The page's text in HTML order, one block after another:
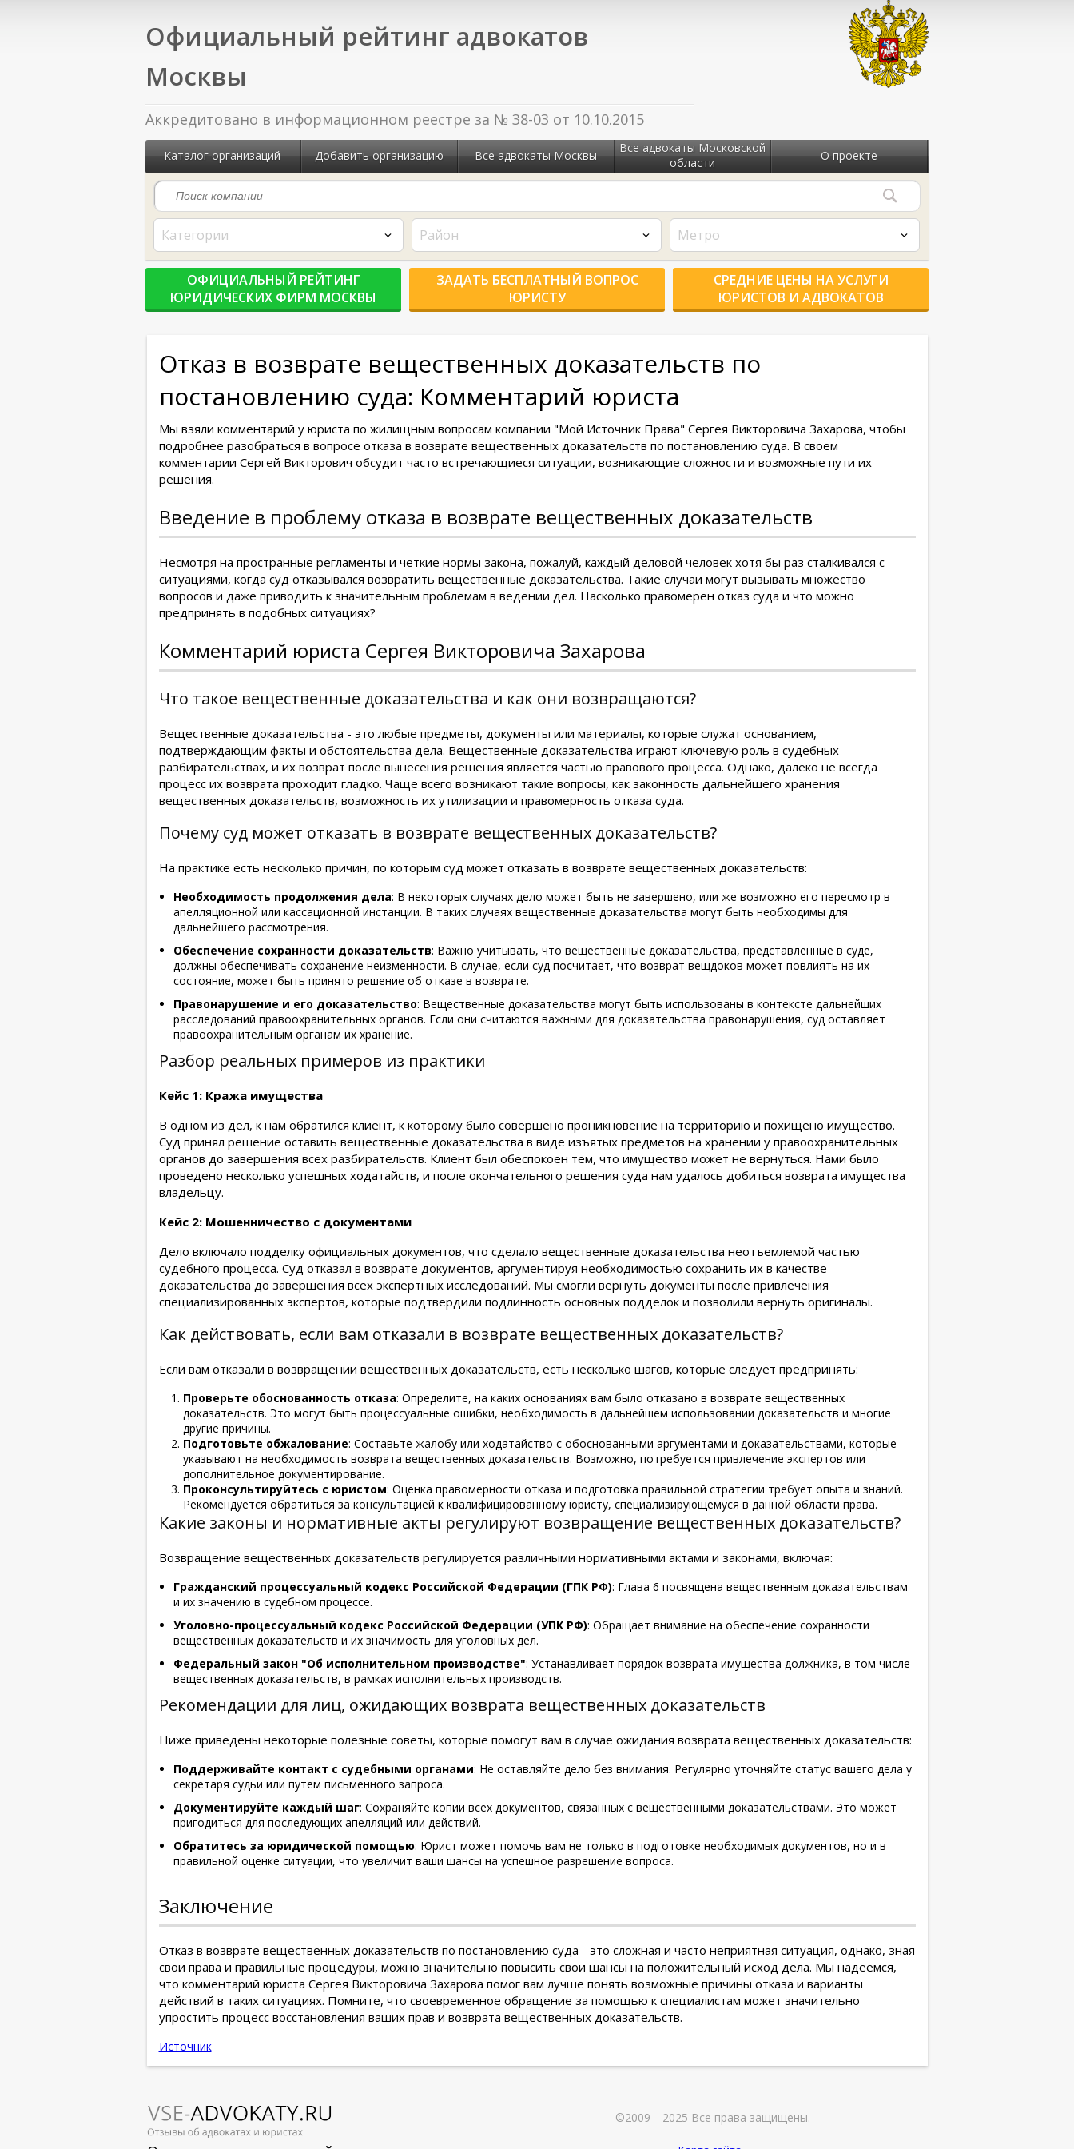
Официальный рейтинг адвокатов
Москвы
Аккредитовано в информационном реестре за № 38-03 от 10.10.2015
Каталог организаций Добавить организацию Все адвокаты Москвы
Все адвокаты Московской
области
О проекте
Категории Район Метро
ОФИЦИАЛЬНЫЙ РЕЙТИНГ
ЮРИДИЧЕСКИХ ФИРМ МОСКВЫ
ЗАДАТЬ БЕСПЛАТНЫЙ ВОПРОС
ЮРИСТУ
СРЕДНИЕ ЦЕНЫ НА УСЛУГИ
ЮРИСТОВ И АДВОКАТОВ
Отказ в возврате вещественных доказательств по
постановлению суда: Комментарий юриста
Мы взяли комментарий у юриста по жилищным вопросам компании "Мой Источник Права" Сергея Викторовича Захарова, чтобы
подробнее разобраться в вопросе отказа в возврате вещественных доказательств по постановлению суда. В своем
комментарии Сергей Викторович обсудит часто встречающиеся ситуации, возникающие сложности и возможные пути их
решения.
Введение в проблему отказа в возврате вещественных доказательств
Несмотря на пространные регламенты и четкие нормы закона, пожалуй, каждый деловой человек хотя бы раз сталкивался с
ситуациями, когда суд отказывался возвратить вещественные доказательства. Такие случаи могут вызывать множество
вопросов и даже приводить к значительным проблемам в ведении дел. Насколько правомерен отказ суда и что можно
предпринять в подобных ситуациях?
Комментарий юриста Сергея Викторовича Захарова
Что такое вещественные доказательства и как они возвращаются?
Вещественные доказательства - это любые предметы, документы или материалы, которые служат основанием,
подтверждающим факты и обстоятельства дела. Вещественные доказательства играют ключевую роль в судебных
разбирательствах, и их возврат после вынесения решения является частью правового процесса. Однако, далеко не всегда
процесс их возврата проходит гладко. Чаще всего возникают такие вопросы, как законность дальнейшего хранения
вещественных доказательств, возможность их утилизации и правомерность отказа суда.
Почему суд может отказать в возврате вещественных доказательств?
На практике есть несколько причин, по которым суд может отказать в возврате вещественных доказательств:
Необходимость продолжения дела: В некоторых случаях дело может быть не завершено, или же возможно его пересмотр в
апелляционной или кассационной инстанции. В таких случаях вещественные доказательства могут быть необходимы для
дальнейшего рассмотрения.
Обеспечение сохранности доказательств: Важно учитывать, что вещественные доказательства, представленные в суде,
должны обеспечивать сохранение неизменности. В случае, если суд посчитает, что возврат вещдоков может повлиять на их
состояние, может быть принято решение об отказе в возврате.
Правонарушение и его доказательство: Вещественные доказательства могут быть использованы в контексте дальнейших
расследований правоохранительных органов. Если они считаются важными для доказательства правонарушения, суд оставляет
правоохранительным органам их хранение.
Разбор реальных примеров из практики
Кейс 1: Кража имущества
В одном из дел, к нам обратился клиент, к которому было совершено проникновение на территорию и похищено имущество.
Суд принял решение оставить вещественные доказательства в виде изъятых предметов на хранении у правоохранительных
органов до завершения всех разбирательств. Клиент был обеспокоен тем, что имущество может не вернуться. Нами было
проведено несколько успешных ходатайств, и после окончательного решения суда нам удалось добиться возврата имущества
владельцу.
Кейс 2: Мошенничество с документами
Дело включало подделку официальных документов, что сделало вещественные доказательства неотъемлемой частью
судебного процесса. Суд отказал в возврате документов, аргументируя необходимостью сохранить их в качестве
доказательства до завершения всех экспертных исследований. Мы смогли вернуть документы после привлечения
специализированных экспертов, которые подтвердили подлинность основных подделок и позволили вернуть оригиналы.
Как действовать, если вам отказали в возврате вещественных доказательств?
Если вам отказали в возвращении вещественных доказательств, есть несколько шагов, которые следует предпринять:
Проверьте обоснованность отказа: Определите, на каких основаниях вам было отказано в возврате вещественных
доказательств. Это могут быть процессуальные ошибки, необходимость в дальнейшем использовании доказательств и многие
другие причины.
Подготовьте обжалование: Составьте жалобу или ходатайство с обоснованными аргументами и доказательствами, которые
указывают на необходимость возврата вещественных доказательств. Возможно, потребуется привлечение экспертов или
дополнительное документирование.
Проконсультируйтесь с юристом: Оценка правомерности отказа и подготовка правильной стратегии требует опыта и знаний.
Рекомендуется обратиться за консультацией к квалифицированному юристу, специализирующемуся в данной области права.
Какие законы и нормативные акты регулируют возвращение вещественных доказательств?
Возвращение вещественных доказательств регулируется различными нормативными актами и законами, включая:
Гражданский процессуальный кодекс Российской Федерации (ГПК РФ): Глава 6 посвящена вещественным доказательствам
и их значению в судебном процессе.
Уголовно-процессуальный кодекс Российской Федерации (УПК РФ): Обращает внимание на обеспечение сохранности
вещественных доказательств и их значимость для уголовных дел.
Федеральный закон "Об исполнительном производстве": Устанавливает порядок возврата имущества должника, в том числе
вещественных доказательств, в рамках исполнительных производств.
Рекомендации для лиц, ожидающих возврата вещественных доказательств
Ниже приведены некоторые полезные советы, которые помогут вам в случае ожидания возврата вещественных доказательств:
Поддерживайте контакт с судебными органами: Не оставляйте дело без внимания. Регулярно уточняйте статус вашего дела у
секретаря судьи или путем письменного запроса.
Документируйте каждый шаг: Сохраняйте копии всех документов, связанных с вещественными доказательствами. Это может
пригодиться для последующих апелляций или действий.
Обратитесь за юридической помощью: Юрист может помочь вам не только в подготовке необходимых документов, но и в
правильной оценке ситуации, что увеличит ваши шансы на успешное разрешение вопроса.
Заключение
Отказ в возврате вещественных доказательств по постановлению суда - это сложная и часто неприятная ситуация, однако, зная
свои права и правильные процедуры, можно значительно повысить свои шансы на положительный исход дела. Мы надеемся,
что комментарий юриста Сергея Викторовича Захарова помог вам лучше понять возможные причины отказа и варианты
действий в таких ситуациях. Помните, что своевременное обращение за помощью к специалистам может значительно
упростить процесс восстановления ваших прав и возврата вещественных доказательств.
Источник
©2009—2025 Все права защищены.